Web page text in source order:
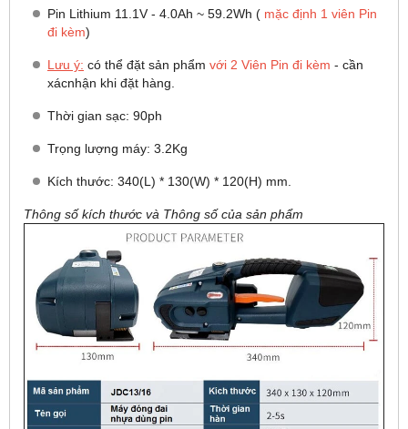
Pin Lithium 11.1V - 4.0Ah ~ 59.2Wh ( mặc định 1 viên Pin
đi kèm)
Lưu ý: có thể đặt sản phẩm với 2 Viên Pin đi kèm - cần
xácnhận khi đặt hàng.
Thời gian sạc: 90ph
Trọng lượng máy: 3.2Kg
Kích thước: 340(L) * 130(W) * 120(H) mm.
Thông số kích thước và Thông số của sản phẩm